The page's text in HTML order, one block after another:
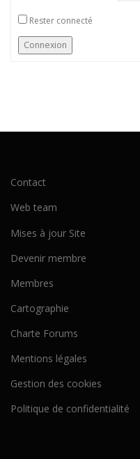
Rester connecté
Connexion
Contact
Web team
Mises à jour Site
Devenir membre
Membres
Cartographie
Charte Forums
Mentions légales
Gestion des cookies
Politique de confidentialité